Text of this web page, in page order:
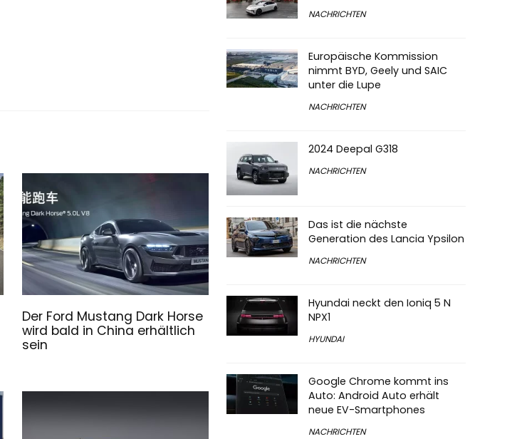
Der Ford Mustang Dark Horse
wird bald in China erhältlich
sein
NACHRICHTEN
Europäische Kommission
nimmt BYD, Geely und SAIC
unter die Lupe
NACHRICHTEN
2024 Deepal G318
NACHRICHTEN
Das ist die nächste
Generation des Lancia Ypsilon
NACHRICHTEN
Hyundai neckt den Ioniq 5 N
NPX1
HYUNDAI
Google Chrome kommt ins
Auto: Android Auto erhält
neue EV-Smartphones
NACHRICHTEN